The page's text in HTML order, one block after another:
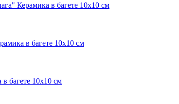
Керамика в багете 10х10 см
в багете 10х10 см
багете 10х10 см